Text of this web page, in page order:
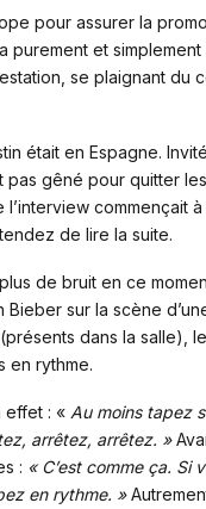
pour assurer la
purement et
se plaignant du
était en Espagne.
pas gêné pour quitter
commençait
de lire la suite.
de bruit en ce
Bieber sur la scène
dans la salle),
en rythme.
effet : « Au moins tapez
arrêtez, arrêtez. »
: « C’est comme ça. Si
en rythme. »